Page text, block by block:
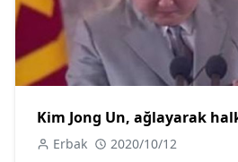
Kim Jong Un, ağlayarak
Erbak 2020/10/12